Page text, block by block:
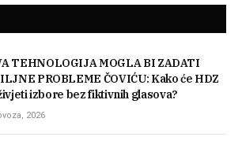
TEHNOLOGIJA MOGLA BI ZADATI
PROBLEME ČOVIĆU: Kako će HDZ
izbore bez fiktivnih glasova?
2026